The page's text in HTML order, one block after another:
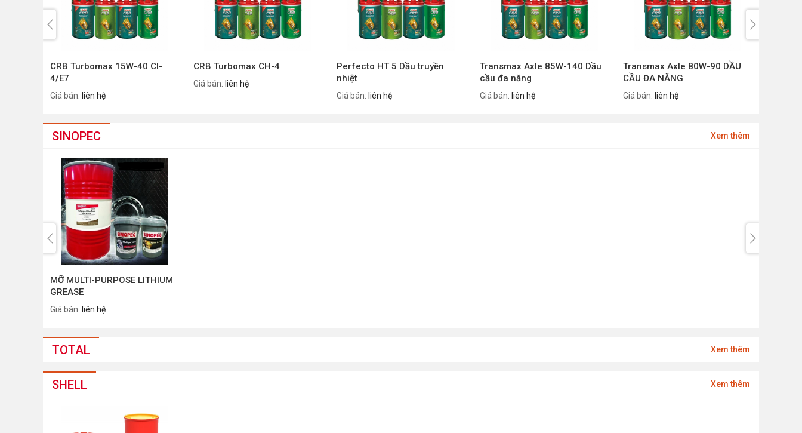
CRB Turbomax 15W-40 CI-
4/E7
Giá bán: liên hệ
CRB Turbomax CH-4
Giá bán: liên hệ
Perfecto HT 5 Dầu truyền
nhiệt
Giá bán: liên hệ
Transmax Axle 85W-140 Dầu
cầu đa năng
Giá bán: liên hệ
Transmax Axle 80W-90 DẦU
CẦU ĐA NĂNG
Giá bán: liên hệ
SINOPEC Xem thêm
MỠ MULTI-PURPOSE LITHIUM
GREASE
Giá bán: liên hệ
TOTAL Xem thêm
SHELL Xem thêm